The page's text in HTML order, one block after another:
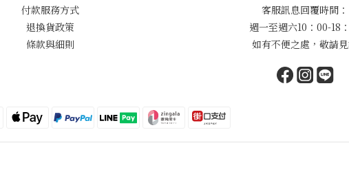
付款服務方式
退換貨政策
條款與細則
客服訊息回覆時間：
週一至週六10：00-18
如有不便之處，敬請